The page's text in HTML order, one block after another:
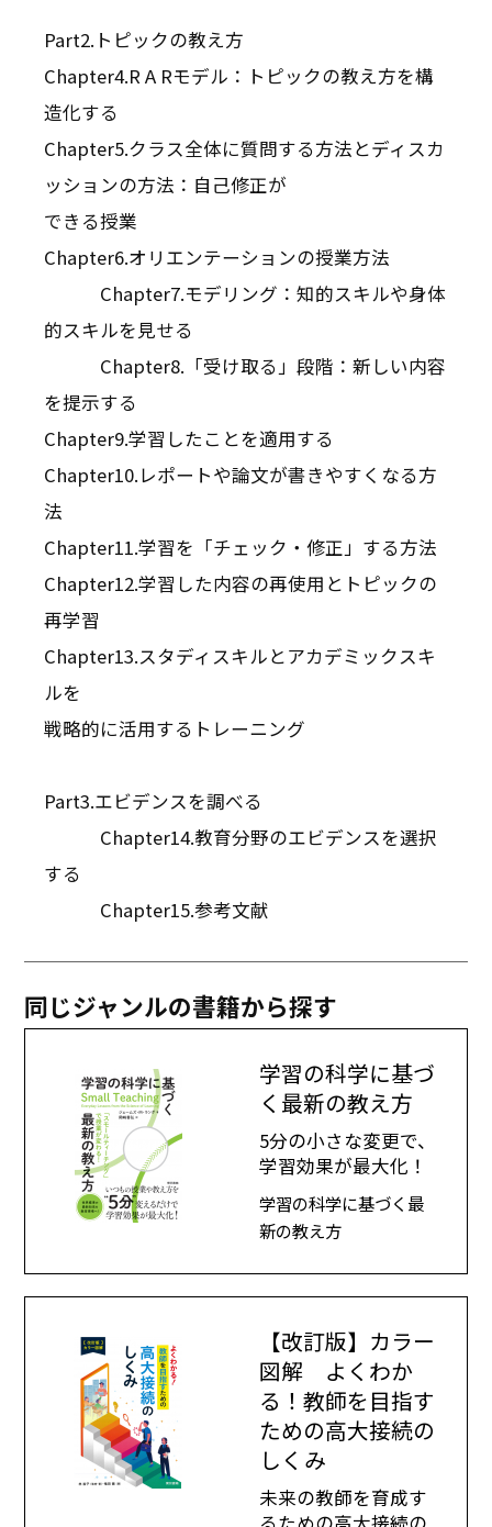
Part2.トピックの教え方
Chapter4.R A Rモデル：トピックの教え方を構
造化する
Chapter5.クラス全体に質問する方法とディスカ
ッションの方法：自己修正が
できる授業
Chapter6.オリエンテーションの授業方法
Chapter7.モデリング：知的スキルや身体
的スキルを見せる
Chapter8.「受け取る」段階：新しい内容
を提示する
Chapter9.学習したことを適用する
Chapter10.レポートや論文が書きやすくなる方
法
Chapter11.学習を「チェック・修正」する方法
Chapter12.学習した内容の再使用とトピックの
再学習
Chapter13.スタディスキルとアカデミックスキ
ルを
戦略的に活用するトレーニング
Part3.エビデンスを調べる
Chapter14.教育分野のエビデンスを選択
する
Chapter15.参考文献
同じジャンルの書籍から探す
学習の科学に基づ
く最新の教え方
5分の小さな変更で、
学習効果が最大化！
学習の科学に基づく最
新の教え方
【改訂版】カラー
図解 よくわか
る！教師を目指す
ための高大接続の
しくみ
未来の教師を育成す